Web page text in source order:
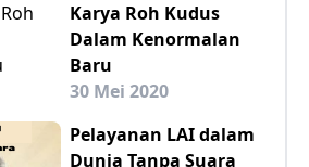
Karya Roh Kudus
Dalam Kenormalan
Baru
30 Mei 2020
Pelayanan LAI dalam
Dunia Tanpa Suara